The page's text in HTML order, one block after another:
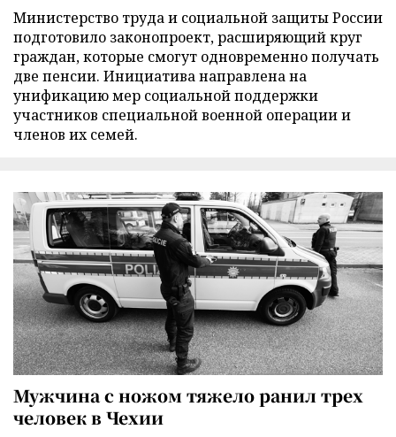
Министерство труда и социальной защиты России
подготовило законопроект, расширяющий круг
граждан, которые смогут одновременно получать
две пенсии. Инициатива направлена на
унификацию мер социальной поддержки
участников специальной военной операции и
членов их семей.
Мужчина с ножом тяжело ранил трех
человек в Чехии